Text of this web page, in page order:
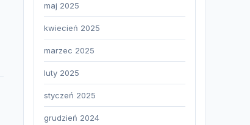
maj 2025
kwiecień 2025
marzec 2025
luty 2025
styczeń 2025
grudzień 2024